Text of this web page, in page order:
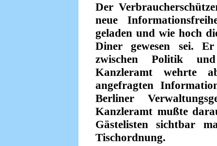
Der
neue
geladen und wie hoch
Diner gewesen sei.
zwischen Politik
Kanzleramt wehrte
angefragten
Berliner
Kanzleramt mußte
Gästelisten sichtbar
Tischordnung.